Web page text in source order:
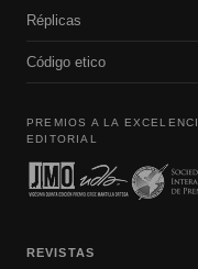
Réplicas
Código etico
PREMIOS A LA
EDITORIAL
REVISTAS